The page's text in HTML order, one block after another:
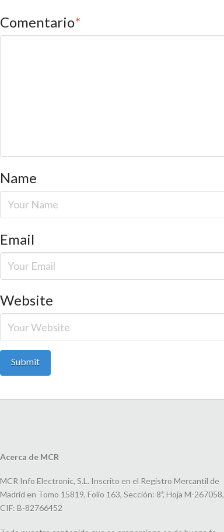
Comentario*
Name
Email
Website
Acerca de MCR
MCR Info Electronic, S.L. Inscrito en el Registro Mercantil de
Madrid en Tomo 15819, Folio 163, Sección: 8ª, Hoja M-267058,
CIF: B-82766452